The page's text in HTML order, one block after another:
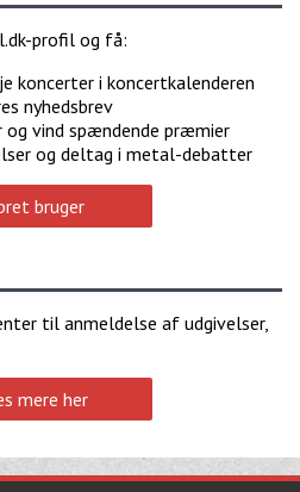
profil og få:
koncerter i koncertkalenderen
nyhedsbrev
og vind spændende præmier
og deltag i metal-debatter
bruger
til anmeldelse af udgivelser,
mere her